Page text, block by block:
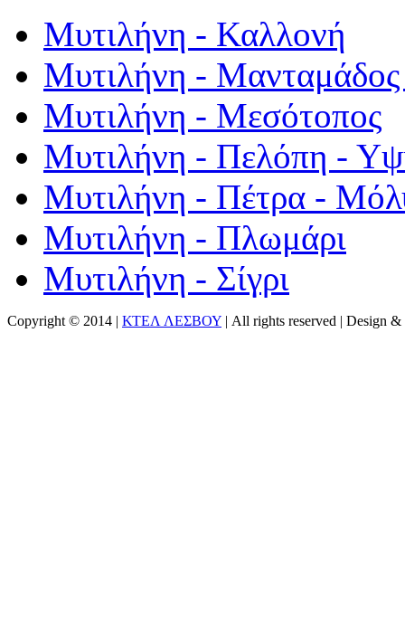
Μυτιλήνη - Καλλονή
Μυτιλήνη - Μανταμάδος
Μυτιλήνη - Μεσότοπος
Μυτιλήνη - Πελόπη -
Μυτιλήνη - Πέτρα -
Μυτιλήνη - Πλωμάρι
Μυτιλήνη - Σίγρι
Copyright © 2014 | ΚΤΕΛ ΛΕΣΒΟΥ | All rights reserved | Design &